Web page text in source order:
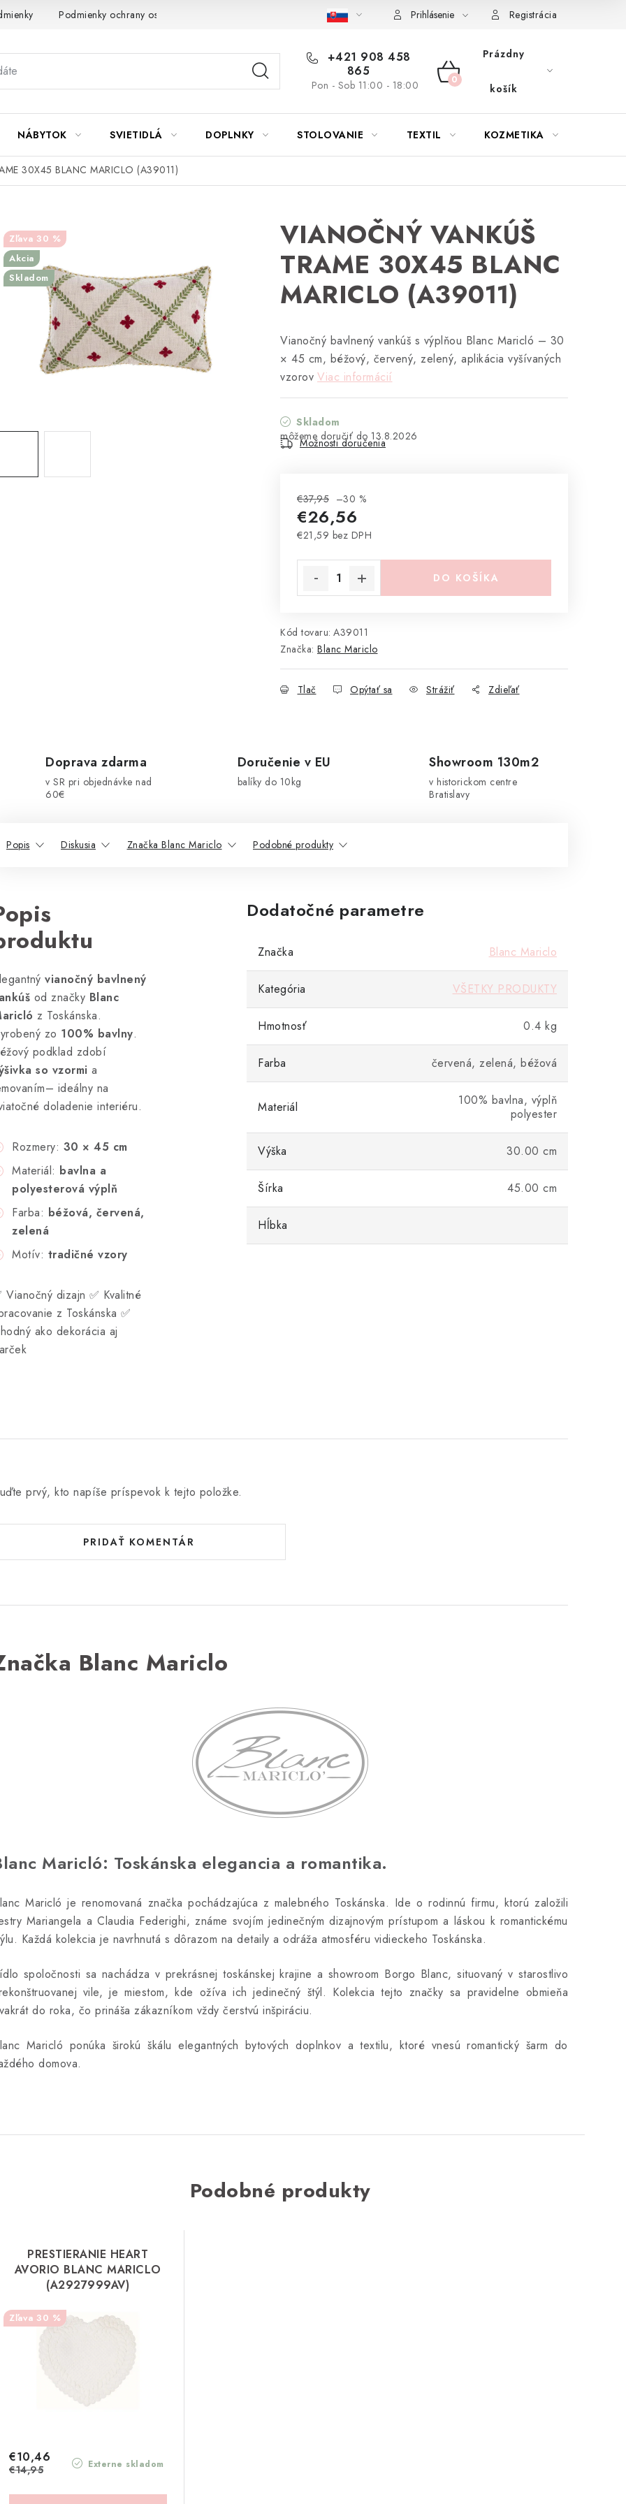
Podmienky ochrany osobných údajov Návod na údržbu nábytku Reklamačný poriadok Pravidlá zliav a akcií
Prihlásenie Registrácia
+421 908 458
865
Pon - Sob 11:00 - 18:00
NÁKUPNÝ
Prázdny
košík
NÁBYTOK SVIETIDLÁ DOPLNKY STOLOVANIE TEXTIL KOZMETIKA
30X45 BLANC MARICLO (A39011)
VIANOČNÝ VANKÚŠ
TRAME 30X45 BLANC
MARICLO (A39011)
Vianočný bavlnený vankúš s výplňou Blanc Maricló – 30
× 45 cm, béžový, červený, zelený, aplikácia vyšívaných
vzorov Viac informácií
Skladom
13.8.2026
Možnosti doručenia
€37,95 –30 %
€26,56
€21,59 bez DPH
DO KOŠÍKA
Kód tovaru: A39011
Značka: Blanc Mariclo
Tlač Opýtať sa Strážiť Zdieľať
30 %
Akcia
Skladom
Doprava zdarma
v SR pri objednávke nad
60€
Doručenie v EU
balíky do 10kg
Showroom 130m2
v historickom centre
Bratislavy
Popis Diskusia Značka Blanc Mariclo Podobné produkty
vianočný bavlnený
od značky Blanc
z Toskánska.
zo 100% bavlny.
podklad zdobí
so vzormi a
ideálny na
doladenie interiéru.
Rozmery: 30 × 45 cm
Materiál: bavlna a
polyesterová výplň
Farba: béžová, červená,
zelená
Motív: tradičné vzory
Vianočný dizajn ✅ Kvalitné
z Toskánska ✅
ako dekorácia aj
Dodatočné parametre
Značka Blanc Mariclo
Kategória VŠETKY PRODUKTY
Hmotnosť 0.4 kg
Farba červená, zelená, béžová
Materiál
100% bavlna, výplň
polyester
Výška 30.00 cm
Šírka 45.00 cm
Hĺbka
prvý, kto napíše príspevok k tejto položke.
PRIDAŤ KOMENTÁR
Blanc Mariclo
Maricló: Toskánska elegancia a romantika.
Maricló je renomovaná značka pochádzajúca z malebného Toskánska. Ide o rodinnú firmu, ktorú založili
Mariangela a Claudia Federighi, známe svojím jedinečným dizajnovým prístupom a láskou k romantickému
Každá kolekcia je navrhnutá s dôrazom na detaily a odráža atmosféru vidieckeho Toskánska.
spoločnosti sa nachádza v prekrásnej toskánskej krajine a showroom Borgo Blanc, situovaný v starostlivo
vile, je miestom, kde ožíva ich jedinečný štýl. Kolekcia tejto značky sa pravidelne obmieňa
do roka, čo prináša zákazníkom vždy čerstvú inšpiráciu.
Maricló ponúka širokú škálu elegantných bytových doplnkov a textilu, ktoré vnesú romantický šarm do
domova.
Podobné produkty
PRESTIERANIE HEART
AVORIO BLANC MARICLO
(A2927999AV)
30 %
Externe skladom
€10,46
€14,95